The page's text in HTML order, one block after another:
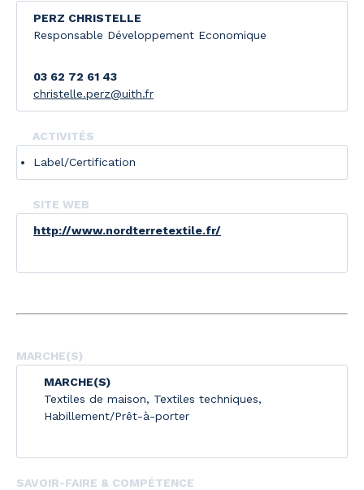
PERZ CHRISTELLE
Responsable Développement Economique
03 62 72 61 43
christelle.perz@uith.fr
ACTIVITÉS
Label/Certification
SITE WEB
http://www.nordterretextile.fr/
MARCHE(S)
MARCHE(S)
Textiles de maison, Textiles techniques,
Habillement/Prêt-à-porter
SAVOIR-FAIRE & COMPÉTENCE